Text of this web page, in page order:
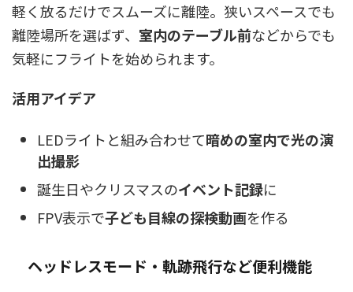
軽く放るだけでスムーズに離陸。狭いスペースでも
離陸場所を選ばず、 室内のテーブル前などからでも
気軽にフライトを始められます。
活用アイデア
LEDライトと組み合わせて暗めの室内で光の演
出撮影
誕生日やクリスマスのイベント記録に
FPV表示で子ども目線の探検動画を作る
ヘッドレスモード・軌跡飛行など便利機能